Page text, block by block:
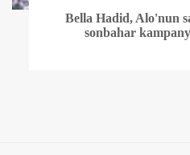
Bella Hadid, Alo'nun
sonbahar